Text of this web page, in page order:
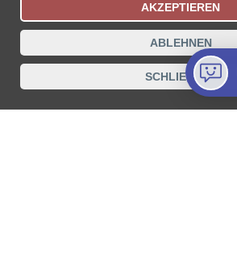
Bestellungsstatus Ämtersuche
Datenschutz Impressum
Kontakt
AKZEPTIEREN
ABLEHNEN
SCHLIESSEN